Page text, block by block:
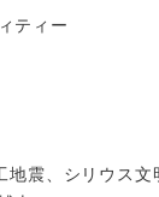
ティー
地震、シリウス文